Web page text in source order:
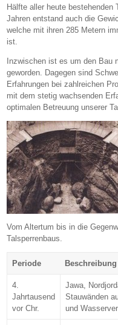
Hälfte aller heute bestehenden
Jahren entstand auch die
welche mit ihren 285 Metern
ist.
Inzwischen ist es um den Bau
geworden. Dagegen sind
Erfahrungen bei zahlreichen
mit dem stetig wachsenden
optimalen Betreuung unserer
Vom Altertum bis in die
Talsperrenbaus.
Periode Beschreibung
4.
Jahrtausend
vor Chr.
Jawa,
Stauwänden
und